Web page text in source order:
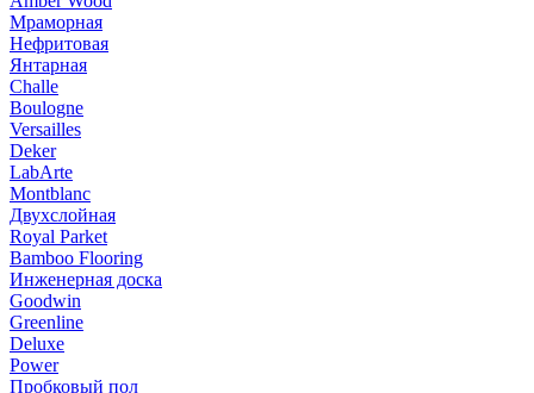
Мраморная
Нефритовая
Янтарная
Challe
Boulogne
Versailles
Deker
LabArte
Montblanc
Двухслойная
Royal Parket
Bamboo Flooring
Инженерная доска
Goodwin
Greenline
Deluxe
Power
Пробковый пол